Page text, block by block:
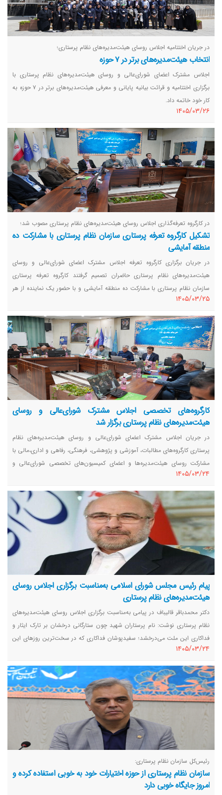
در جریان اختتامیه اجلاس روسای هیئت‌مدیره‌های نظام پرستاری؛
انتخاب هیئت‌مدیره‌های برتر در ۷ حوزه
اجلاس مشترک اعضای شورای‌عالی و روسای هیئت‌مدیره‌های نظام پرستاری با
برگزاری اختتامیه و قرائت بیانیه پایانی و معرفی هیئت‌مدیره‌های برتر در ۷ حوزه به
کار خود خاتمه داد.
١٤٠٥/٠٣/٢٦
در کارگروه تعرفه‌گذاری اجلاس روسای هیئت‌مدیره‌های نظام پرستاری مصوب شد؛
تشکیل کارگروه تعرفه پرستاری سازمان نظام پرستاری با مشارکت ده
منطقه آمایشی
در جریان برگزاری کارگروه تعرفه اجلاس مشترک اعضای شورای‌عالی و روسای
هیئت‌مدیره‌های نظام پرستاری حاضران تصمیم گرفتند کارگروه تعرفه پرستاری
سازمان نظام پرستاری با مشارکت ده منطقه آمایشی و با حضور یک نماینده از هر
ده منطقه و همچنین اعضای معرفی شده از سوی رئیس‌کل و رئیس شورای‌عالی
سازمان نظام پرستاری کارگروه تعرفه تشکیل شود.
١٤٠٥/٠٣/٢٥
کارگروه‌های تخصصی اجلاس مشترک شورای‌عالی و روسای
هیئت‌مدیره‌های نظام پرستاری برگزار شد
در جریان اجلاس مشترک اعضای شورای‌عالی و روسای هیئت‌مدیره‌های نظام
پرستاری کارگروه‌های مطالبات، آموزشی و پژوهشی، فرهنگی، رفاهی و اداری،‌مالی با
مشارکت روسای هیئت‌مدیره‌‌ها و اعضای کمیسیون‌های تخصصی شورای‌عالی و
مدیران سازمان نظام پرستاری برگزار شد و موضوعات مختلف در زمینه‌های تخصصی
بررسی شد.
١٤٠٥/٠٣/٢٤
پیام رئیس مجلس شورای اسلامی به‌مناسبت برگزاری اجلاس روسای
هیئت‌مدیره‌های نظام پرستاری
دکتر محمدباقر قالیباف در پیامی به‌مناسبت برگزاری اجلاس روسای هیئت‌مدیره‌های
نظام پرستاری نوشت: نام پرستاران شهید چون ستارگانی درخشان بر تارک ایثار و
فداکاری این ملت می‌درخشد؛ سفیدپوشان فداکاری که در سخت‌ترین روزهای این
سرزمین، هیچ‌گاه سنگر مقدس خدمت به انسانیت را رها نکردند و در هنگامی که
خصم بی‌مبالات و شرور، بیمارستان‌ها و مراکز درمانی را نیز مورد تجاوز وحشیانه
خود قرار می‌داد، با دستانی مهربان و قلب‌هایی استوار، مرهم زخم مردم و مجاهدان
راه حقشدند.
١٤٠٥/٠٣/٢٤
رئیس‌کل سازمان نظام پرستاری:
سازمان نظام پرستاری از حوزه اختیارات خود به خوبی استفاده کرده و
امروز جایگاه خوبی دارد